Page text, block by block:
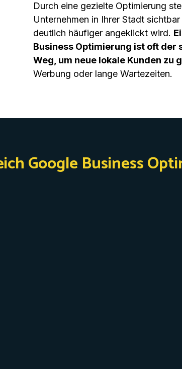
Durch eine gezielte Optimierung
Unternehmen in Ihrer Stadt
deutlich häufiger angeklickt wird.
Business Optimierung ist oft
Weg, um neue lokale Kunden zu
Werbung oder lange Wartezeiten.
Google Business